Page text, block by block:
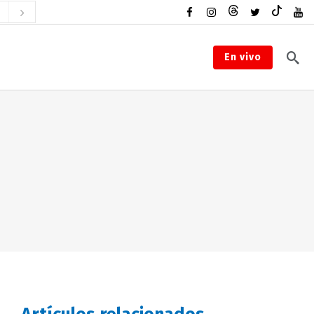
En vivo